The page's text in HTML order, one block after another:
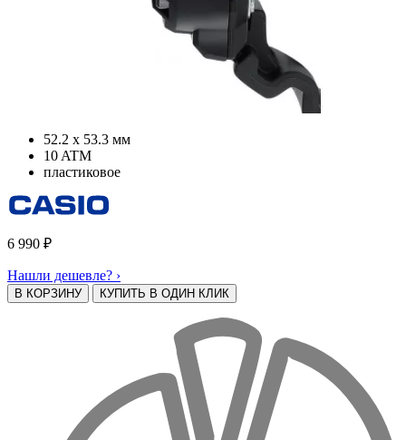
52.2 х 53.3 мм
10 ATM
пластиковое
6 990 ₽
Нашли дешевле? ›
В КОРЗИНУ КУПИТЬ В ОДИН КЛИК